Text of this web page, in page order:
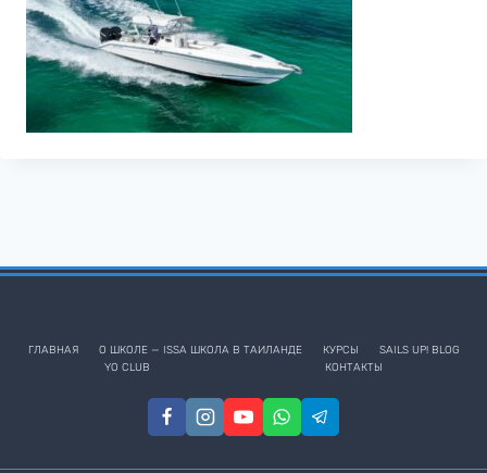
ГЛАВНАЯ О ШКОЛЕ — ISSA ШКОЛА В ТАИЛАНДЕ КУРСЫ
SAILS UP! BLOG
YO CLUB
КОНТАКТЫ